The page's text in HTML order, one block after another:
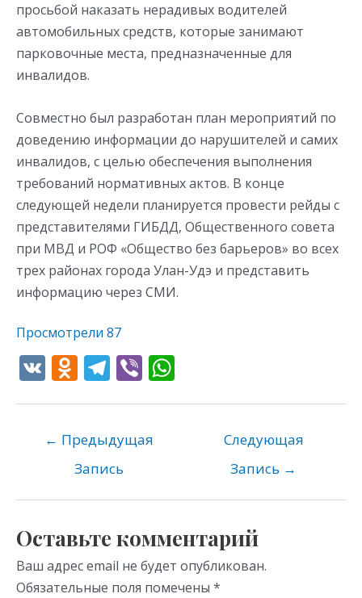
просьбой наказать нерадивых водителей
автомобильных средств, которые занимают
парковочные места, предназначенные для
инвалидов.
Совместно был разработан план мероприятий по
доведению информации до нарушителей и самих
инвалидов, с целью обеспечения выполнения
требований нормативных актов. В конце
следующей недели планируется провести рейды с
представителями ГИБДД, Общественного совета
при МВД и РОФ «Общество без барьеров» во всех
трех районах города Улан-Удэ и представить
информацию через СМИ.
Просмотрели 87
V O
o
kl
as
ni
ki
T
gr
a
m
Vi
p
← Предыдущая
Запись
Следующая
Запись →
Оставьте комментарий
Ваш адрес email не будет опубликован.
Обязательные поля помечены *